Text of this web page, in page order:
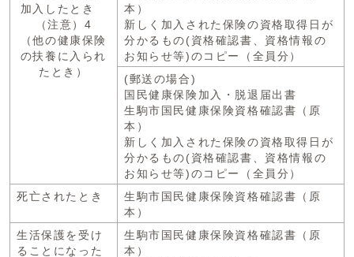
加入したとき
（注意）4
（他の健康保険
の扶養に入られ
たとき）
本）
新しく加入された保険の資格取得日が
分かるもの(資格確認書、資格情報の
お知らせ等)のコピー（全員分）
(郵送の場合)
国民健康保険加入・脱退届出書
生駒市国民健康保険資格確認書（原
本）
新しく加入された保険の資格取得日が
分かるもの(資格確認書、資格情報の
お知らせ等)のコピー（全員分）
死亡されたとき
生駒市国民健康保険資格確認書（原
本）
生活保護を受け
ることになった
生駒市国民健康保険資格確認書（原
本）